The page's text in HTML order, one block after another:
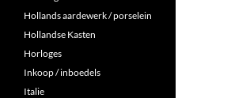
Hollands aardewerk / porselein
Hollandse Kasten
Horloges
Inkoop / inboedels
Italie